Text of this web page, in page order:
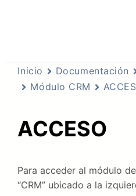
Inicio Documentación
Módulo CRM
ACCESO
Para acceder al módulo
“CRM” ubicado a la